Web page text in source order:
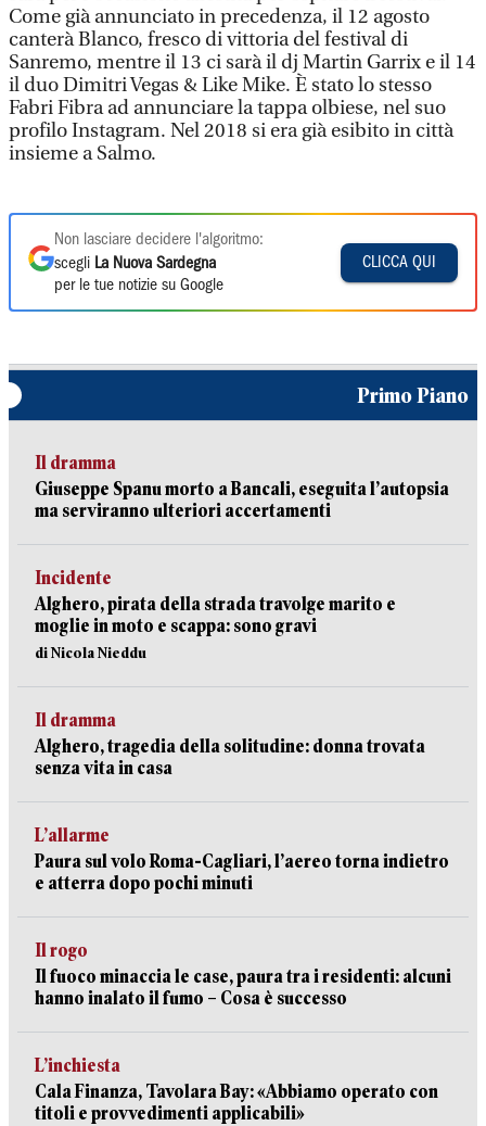
Come già annunciato in precedenza, il 12 agosto
canterà Blanco, fresco di vittoria del festival di
Sanremo, mentre il 13 ci sarà il dj Martin Garrix e il 14
il duo Dimitri Vegas & Like Mike. È stato lo stesso
Fabri Fibra ad annunciare la tappa olbiese, nel suo
profilo Instagram. Nel 2018 si era già esibito in città
insieme a Salmo.
Non lasciare decidere l'algoritmo:
scegli La Nuova Sardegna
per le tue notizie su Google
CLICCA QUI
Primo Piano
Il dramma
Giuseppe Spanu morto a Bancali, eseguita l’autopsia
ma serviranno ulteriori accertamenti
Incidente
Alghero, pirata della strada travolge marito e
moglie in moto e scappa: sono gravi
di Nicola Nieddu
Il dramma
Alghero, tragedia della solitudine: donna trovata
senza vita in casa
L’allarme
Paura sul volo Roma-Cagliari, l’aereo torna indietro
e atterra dopo pochi minuti
Il rogo
Il fuoco minaccia le case, paura tra i residenti: alcuni
hanno inalato il fumo – Cosa è successo
L’inchiesta
Cala Finanza, Tavolara Bay: «Abbiamo operato con
titoli e provvedimenti applicabili»